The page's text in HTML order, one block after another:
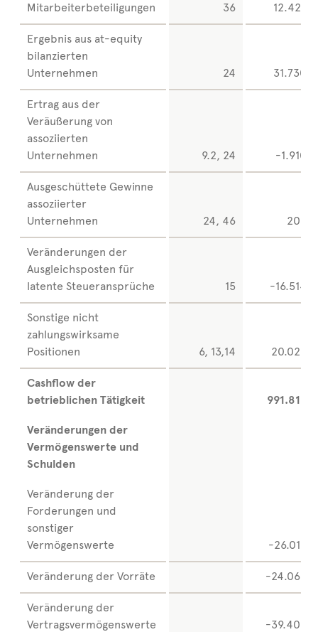
Mitarbeiterbeteiligungen
36 12.427
Ergebnis aus at-equity
bilanzierten
Unternehmen
24 31.730
Ertrag aus der
Veräußerung von
assoziierten
Unternehmen
9.2, 24 -1.910
Ausgeschüttete Gewinne
assoziierter
Unternehmen
24, 46 206
Veränderungen der
Ausgleichsposten für
latente Steueransprüche
15 -16.514
Sonstige nicht
zahlungswirksame
Positionen
6, 13,14 20.025
Cashflow der
betrieblichen Tätigkeit
991.816
Veränderungen der
Vermögenswerte und
Schulden
Veränderung der
Forderungen und
sonstiger
Vermögenswerte
-26.012
Veränderung der Vorräte -24.068
Veränderung der
Vertragsvermögenswerte
-39.409